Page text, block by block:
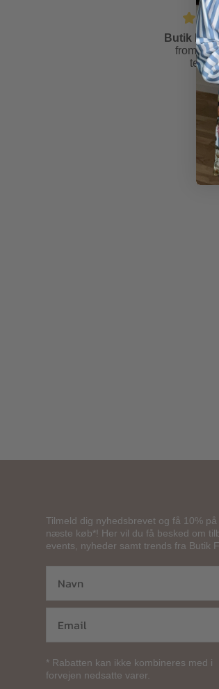
Butik Friis
from81
Tilmeld dig nyhedsbrevet og få 10% på
næste køb*! Her vil du få besked om
events, nyheder samt trends fra Butik
* Rabatten kan ikke kombineres med i
forvejen nedsatte varer.